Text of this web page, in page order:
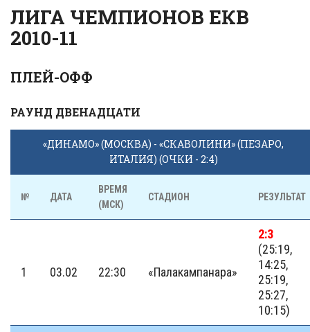
ЛИГА ЧЕМПИОНОВ ЕКВ
2010-11
ПЛЕЙ-ОФФ
РАУНД ДВЕНАДЦАТИ
«ДИНАМО» (МОСКВА) - «СКАВОЛИНИ» (ПЕЗАРО,
ИТАЛИЯ) (ОЧКИ - 2:4)
№ ДАТА
ВРЕМЯ
(МСК)
СТАДИОН РЕЗУЛЬТАТ
1 03.02 22:30 «Палакампанара»
2:3
(25:19,
14:25,
25:19,
25:27,
10:15)